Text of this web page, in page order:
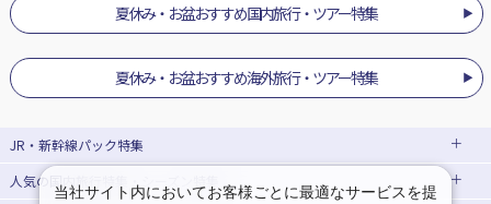
夏休み・お盆おすすめ国内旅行・ツアー特集
夏休み・お盆おすすめ海外旅行・ツアー特集
JR・新幹線パック特集
JR・新幹線＋ホテルパック 日帰り JR・新幹線 パック
人気の国内旅行特集・シーズン特集
当社サイト内においてお客様ごとに最適なサービスを提